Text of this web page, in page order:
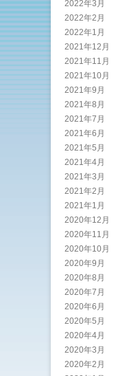
2022年3月
2022年2月
2022年1月
2021年12月
2021年11月
2021年10月
2021年9月
2021年8月
2021年7月
2021年6月
2021年5月
2021年4月
2021年3月
2021年2月
2021年1月
2020年12月
2020年11月
2020年10月
2020年9月
2020年8月
2020年7月
2020年6月
2020年5月
2020年4月
2020年3月
2020年2月